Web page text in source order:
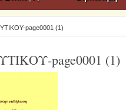
page0001 (1)
page0001 (1)